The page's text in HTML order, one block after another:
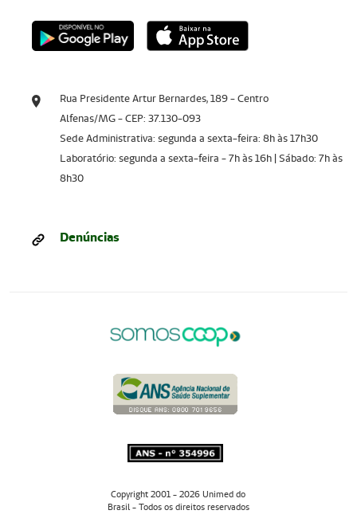
Rua Presidente Artur Bernardes, 189 - Centro
Alfenas/MG - CEP: 37.130-093
Sede Administrativa: segunda a sexta-feira: 8h às 17h30
Laboratório: segunda a sexta-feira - 7h às 16h | Sábado: 7h às
8h30
Denúncias
Copyright 2001 - 2026 Unimed do
Brasil - Todos os direitos reservados